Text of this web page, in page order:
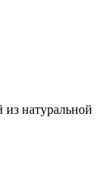
из натуральной